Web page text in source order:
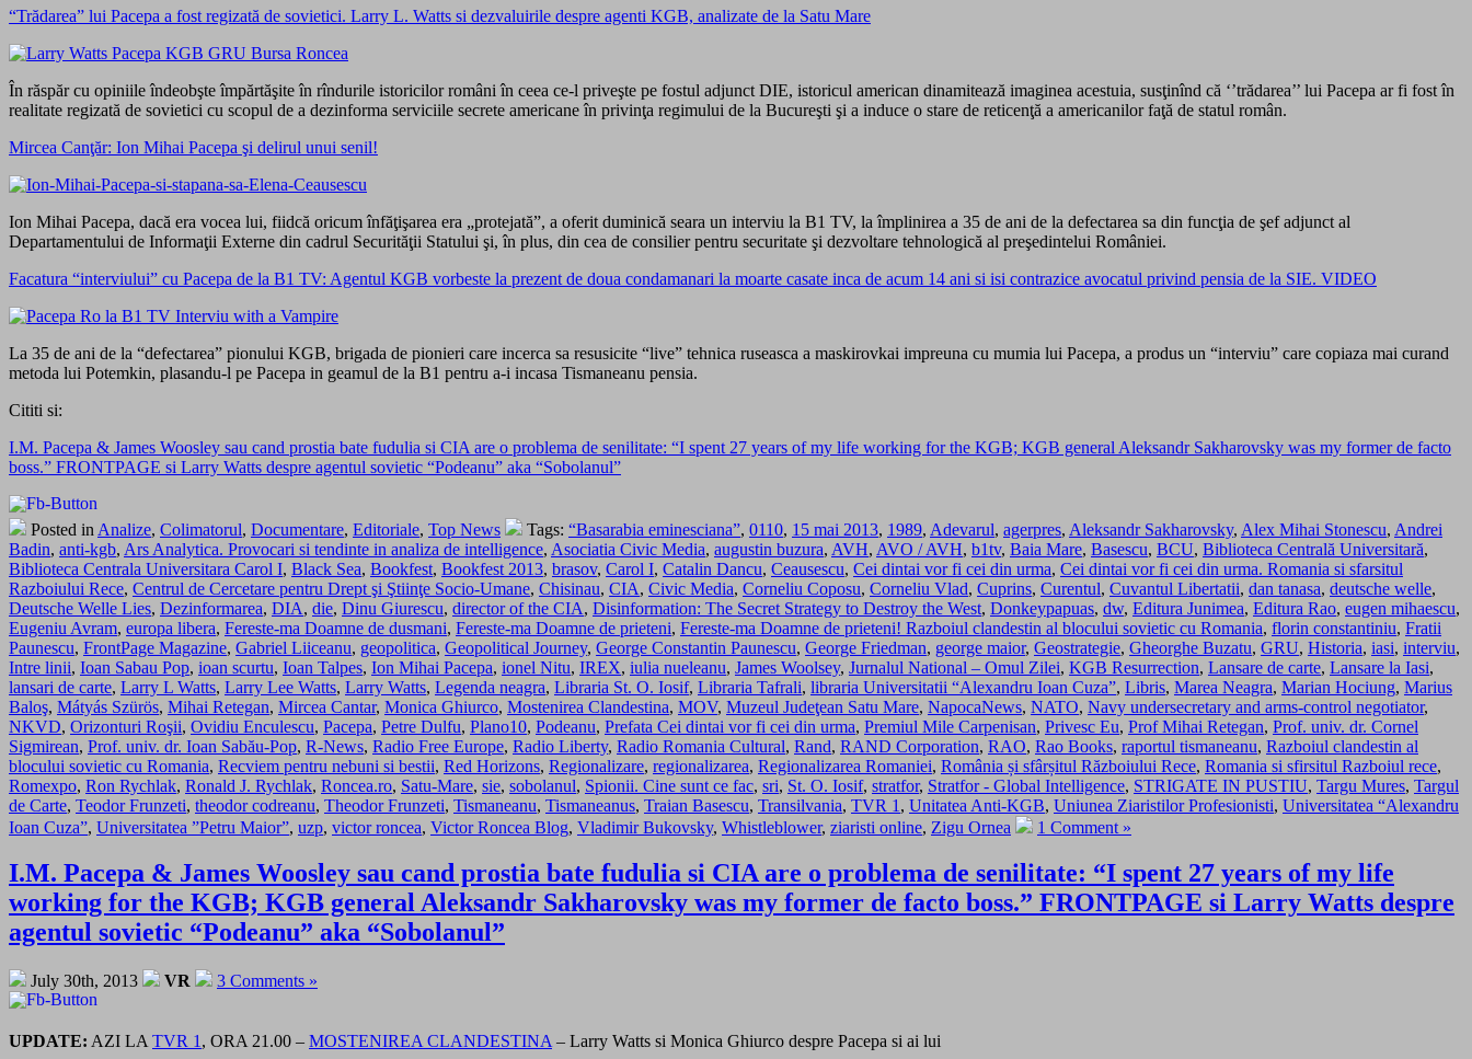
“Trădarea” lui Pacepa a fost regizată de sovietici. Larry L. Watts si dezvaluirile despre agenti KGB, analizate de la Satu Mare
În răspăr cu opiniile îndeobşte împărtăşite în rîndurile istoricilor români în ceea ce-l priveşte pe fostul adjunct DIE, istoricul american dinamitează imaginea acestuia, susţinînd că ‘’trădarea’’ lui Pacepa ar fi fost în
realitate regizată de sovietici cu scopul de a dezinforma serviciile secrete americane în privinţa regimului de la Bucureşti şi a induce o stare de reticenţă a americanilor faţă de statul român.
Mircea Canţăr: Ion Mihai Pacepa şi delirul unui senil!
Ion Mihai Pacepa, dacă era vocea lui, fiidcă oricum înfăţişarea era „protejată”, a oferit duminică seara un interviu la B1 TV, la împlinirea a 35 de ani de la defectarea sa din funcţia de şef adjunct al
Departamentului de Informaţii Externe din cadrul Securităţii Statului şi, în plus, din cea de consilier pentru securitate şi dezvoltare tehnologică al preşedintelui României.
Facatura “interviului” cu Pacepa de la B1 TV: Agentul KGB vorbeste la prezent de doua condamanari la moarte casate inca de acum 14 ani si isi contrazice avocatul privind pensia de la SIE. VIDEO
La 35 de ani de la “defectarea” pionului KGB, brigada de pionieri care incerca sa resusicite “live” tehnica ruseasca a maskirovkai impreuna cu mumia lui Pacepa, a produs un “interviu” care copiaza mai curand
metoda lui Potemkin, plasandu-l pe Pacepa in geamul de la B1 pentru a-i incasa Tismaneanu pensia.
Cititi si:
I.M. Pacepa & James Woosley sau cand prostia bate fudulia si CIA are o problema de senilitate: “I spent 27 years of my life working for the KGB; KGB general Aleksandr Sakharovsky was my former de facto
boss.” FRONTPAGE si Larry Watts despre agentul sovietic “Podeanu” aka “Sobolanul”
Posted in Analize, Colimatorul, Documentare, Editoriale, Top News Tags: “Basarabia eminesciana”, 0110, 15 mai 2013, 1989, Adevarul, agerpres, Aleksandr Sakharovsky, Alex Mihai Stonescu, Andrei
Badin, anti-kgb, Ars Analytica. Provocari si tendinte in analiza de intelligence, Asociatia Civic Media, augustin buzura, AVH, AVO / AVH, b1tv, Baia Mare, Basescu, BCU, Biblioteca Centrală Universitară,
Biblioteca Centrala Universitara Carol I, Black Sea, Bookfest, Bookfest 2013, brasov, Carol I, Catalin Dancu, Ceausescu, Cei dintai vor fi cei din urma, Cei dintai vor fi cei din urma. Romania si sfarsitul
Razboiului Rece, Centrul de Cercetare pentru Drept şi Ştiinţe Socio-Umane, Chisinau, CIA, Civic Media, Corneliu Coposu, Corneliu Vlad, Cuprins, Curentul, Cuvantul Libertatii, dan tanasa, deutsche welle,
Deutsche Welle Lies, Dezinformarea, DIA, die, Dinu Giurescu, director of the CIA, Disinformation: The Secret Strategy to Destroy the West, Donkeypapuas, dw, Editura Junimea, Editura Rao, eugen mihaescu,
Eugeniu Avram, europa libera, Fereste-ma Doamne de dusmani, Fereste-ma Doamne de prieteni, Fereste-ma Doamne de prieteni! Razboiul clandestin al blocului sovietic cu Romania, florin constantiniu, Fratii
Paunescu, FrontPage Magazine, Gabriel Liiceanu, geopolitica, Geopolitical Journey, George Constantin Paunescu, George Friedman, george maior, Geostrategie, Gheorghe Buzatu, GRU, Historia, iasi, interviu,
Intre linii, Ioan Sabau Pop, ioan scurtu, Ioan Talpes, Ion Mihai Pacepa, ionel Nitu, IREX, iulia nueleanu, James Woolsey, Jurnalul National – Omul Zilei, KGB Resurrection, Lansare de carte, Lansare la Iasi,
lansari de carte, Larry L Watts, Larry Lee Watts, Larry Watts, Legenda neagra, Libraria St. O. Iosif, Libraria Tafrali, libraria Universitatii “Alexandru Ioan Cuza”, Libris, Marea Neagra, Marian Hociung, Marius
Baloş, Mátyás Szürös, Mihai Retegan, Mircea Cantar, Monica Ghiurco, Mostenirea Clandestina, MOV, Muzeul Judeţean Satu Mare, NapocaNews, NATO, Navy undersecretary and arms-control negotiator,
NKVD, Orizonturi Roşii, Ovidiu Enculescu, Pacepa, Petre Dulfu, Plano10, Podeanu, Prefata Cei dintai vor fi cei din urma, Premiul Mile Carpenisan, Privesc Eu, Prof Mihai Retegan, Prof. univ. dr. Cornel
Sigmirean, Prof. univ. dr. Ioan Sabău-Pop, R-News, Radio Free Europe, Radio Liberty, Radio Romania Cultural, Rand, RAND Corporation, RAO, Rao Books, raportul tismaneanu, Razboiul clandestin al
blocului sovietic cu Romania, Recviem pentru nebuni si bestii, Red Horizons, Regionalizare, regionalizarea, Regionalizarea Romaniei, România și sfârșitul Războiului Rece, Romania si sfirsitul Razboiul rece,
Romexpo, Ron Rychlak, Ronald J. Rychlak, Roncea.ro, Satu-Mare, sie, sobolanul, Spionii. Cine sunt ce fac, sri, St. O. Iosif, stratfor, Stratfor - Global Intelligence, STRIGATE IN PUSTIU, Targu Mures, Targul
de Carte, Teodor Frunzeti, theodor codreanu, Theodor Frunzeti, Tismaneanu, Tismaneanus, Traian Basescu, Transilvania, TVR 1 , Unitatea Anti-KGB, Uniunea Ziaristilor Profesionisti, Universitatea “Alexandru
Ioan Cuza”, Universitatea ”Petru Maior”, uzp, victor roncea, Victor Roncea Blog, Vladimir Bukovsky, Whistleblower, ziaristi online, Zigu Ornea 1 Comment »
I.M. Pacepa & James Woosley sau cand prostia bate fudulia si CIA are o problema de senilitate: “I spent 27 years of my life
working for the KGB; KGB general Aleksandr Sakharovsky was my former de facto boss.” FRONTPAGE si Larry Watts despre
agentul sovietic “Podeanu” aka “Sobolanul”
July 30th, 2013 VR 3 Comments »
UPDATE: AZI LA TVR 1 , ORA 21.00 – MOSTENIREA CLANDESTINA – Larry Watts si Monica Ghiurco despre Pacepa si ai lui